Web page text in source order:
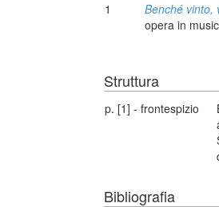
1
Benché vinto,
opera in
Struttura
p. [1] - frontespizio
Bibliografia